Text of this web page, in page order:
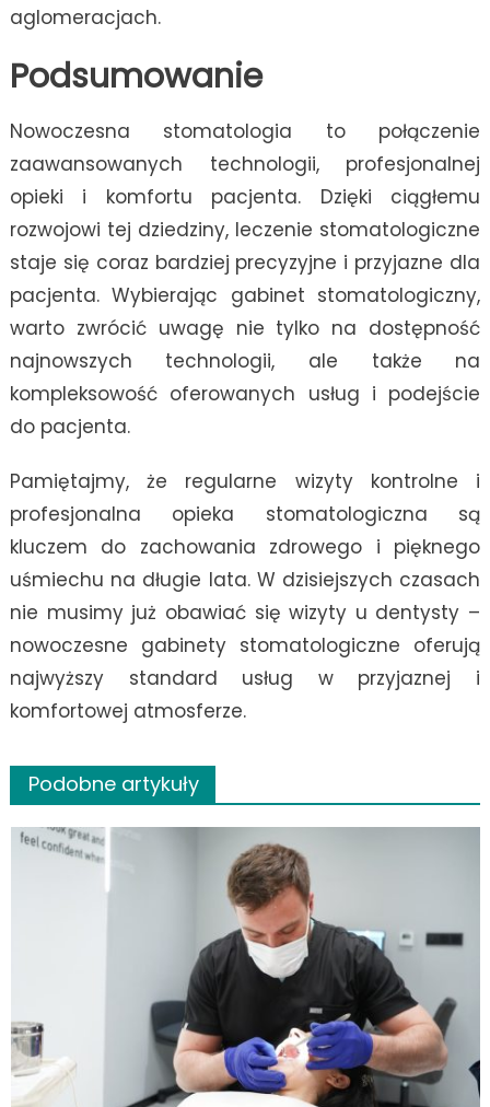
aglomeracjach.
Podsumowanie
Nowoczesna stomatologia to połączenie
zaawansowanych technologii, profesjonalnej
opieki i komfortu pacjenta. Dzięki ciągłemu
rozwojowi tej dziedziny, leczenie stomatologiczne
staje się coraz bardziej precyzyjne i przyjazne dla
pacjenta. Wybierając gabinet stomatologiczny,
warto zwrócić uwagę nie tylko na dostępność
najnowszych technologii, ale także na
kompleksowość oferowanych usług i podejście
do pacjenta.
Pamiętajmy, że regularne wizyty kontrolne i
profesjonalna opieka stomatologiczna są
kluczem do zachowania zdrowego i pięknego
uśmiechu na długie lata. W dzisiejszych czasach
nie musimy już obawiać się wizyty u dentysty –
nowoczesne gabinety stomatologiczne oferują
najwyższy standard usług w przyjaznej i
komfortowej atmosferze.
Podobne artykuły